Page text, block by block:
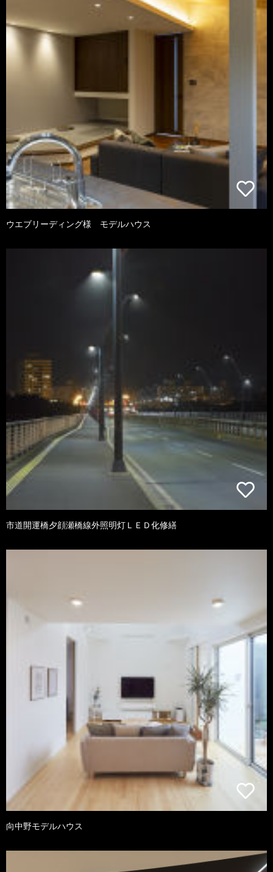
ウエブリーディング様 モデルハウス
市道開運橋夕顔瀬橋線外照明灯ＬＥＤ化修繕
向中野モデルハウス